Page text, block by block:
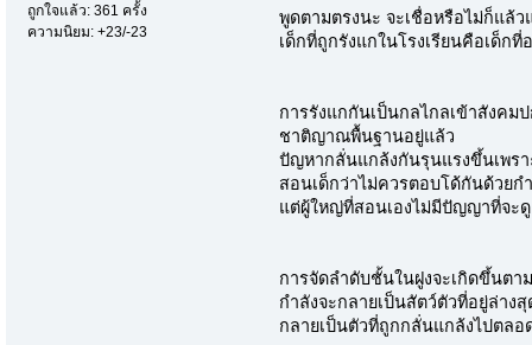
ถูกใจแล้ว: 361 ครั้ง
ความนิยม: +23/-23
พูดตามตรงนะ จะเชื่อหรือไม่ก็แล้ว
เด็กที่ถูกรังแกในโรงเรียนคือเด็ก
การรังแกกันเป็นกลไกลเข้าสังคม
ชาติญาณพื้นฐานอยู่แล้ว
ปัญหากลั่นแกล้งกันรุนแรงขึ้นเพรา
สอนเด็กว่าไม่ควรตอบโด้กันด้วยก
แต่ผู้ใหญ่ที่สอนเองไม่มีปัญญาที่จะ
การจัดลำดับชั้นในฝูงจะเกิดขึ้นตา
กำลังจะกลายเป็นสัตว์ตัวที่อยู่ล่างสุ
กลายเป็นตัวที่ถูกกลั่นแกล้งไปตลอ